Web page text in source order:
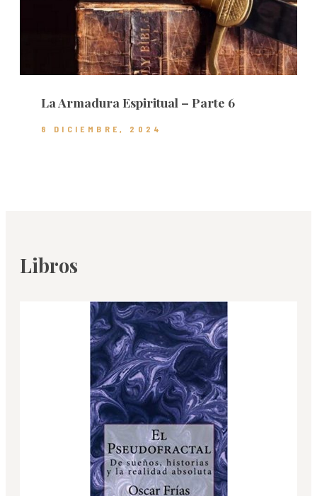
La Armadura Espiritual – Parte 6
8 DICIEMBRE, 2024
Libros